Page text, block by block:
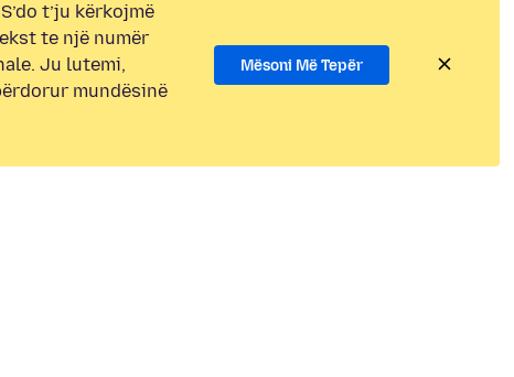
S’do t’ju kërkojmë
te një numër
Ju lutemi,
mundësinë
Mësoni Më Tepër